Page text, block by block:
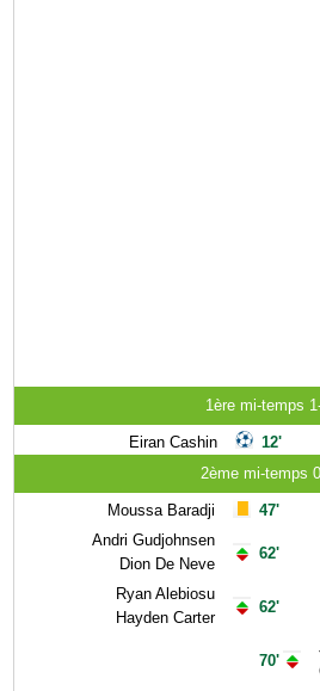
1ère mi-temps
Eiran Cashin
12'
2ème mi-temps
Moussa Baradji
Andri Gudjohnsen
Dion De Neve
Ryan Alebiosu
Hayden Carter
47'
62'
62'
70'